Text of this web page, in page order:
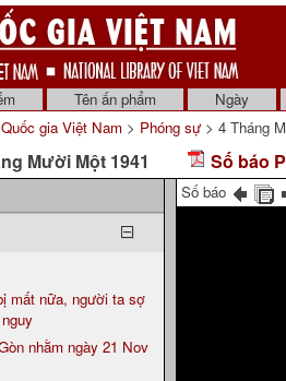
Tên ấn phẩm
Ngày
gia Việt Nam > Phóng sự > 4 Tháng
Mười Một 1941 Số báo
mất nữa, người ta sợ
nhằm ngày 21 Nov
Số báo